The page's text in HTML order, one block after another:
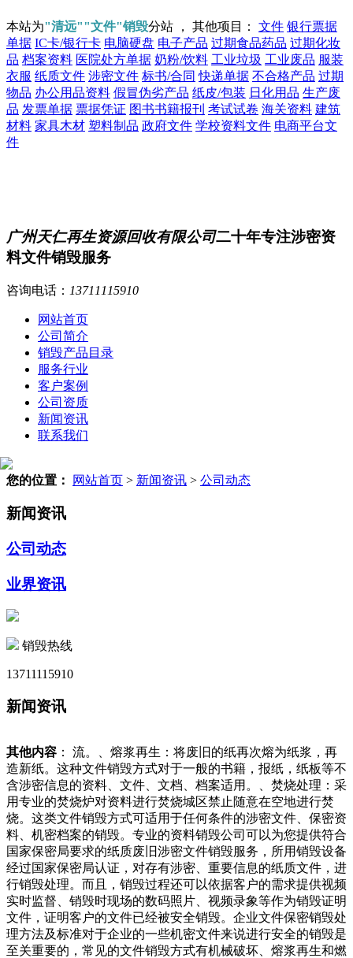
本站为"清远""文件"销毁分站 ， 其他项目： 文件 银行票据
单据 IC卡/银行卡 电脑硬盘 电子产品 过期食品药品 过期化妆
品 档案资料 医院处方单据 奶粉/饮料 工业垃圾 工业废品 服装
衣服 纸质文件 涉密文件 标书/合同 快递单据 不合格产品 过期
物品 办公用品资料 假冒伪劣产品 纸皮/包装 日化用品 生产废
品 发票单据 票据凭证 图书书籍报刊 考试试卷 海关资料 建筑
材料 家具木材 塑料制品 政府文件 学校资料文件 电商平台文
件
广州天仁再生资源回收有限公司二十年专注涉密资
料文件销毁服务
咨询电话： 13711115910
网站首页
公司简介
销毁产品目录
服务行业
客户案例
公司资质
新闻资讯
联系我们
您的位置： 网站首页 > 新闻资讯 > 公司动态
新闻资讯
公司动态
业界资讯
销毁热线
13711115910
新闻资讯
其他内容 ： 流。、熔浆再生：将废旧的纸再次熔为纸浆，再
造新纸。这种文件销毁方式对于一般的书籍，报纸，纸板等不
含涉密信息的资料、文件、文档、档案适用。、焚烧处理：采
用专业的焚烧炉对资料进行焚烧城区禁止随意在空地进行焚
烧。这类文件销毁方式可适用于任何条件的涉密文件、保密资
料、机密档案的销毁。专业的资料销毁公司可以为您提供符合
国家保密局要求的纸质废旧涉密文件销毁服务，所用销毁设备
经过国家保密局认证，对存有涉密、重要信息的纸质文件，进
行销毁处理。而且，销毁过程还可以依据客户的需求提供视频
实时监督、销毁时现场的数码照片、视频录象等作为销毁证明
文件，证明客户的文件已经被安全销毁。企业文件保密销毁处
理方法及标准对于企业的一些机密文件来说进行安全的销毁是
至关重要的，常见的文件销毁方式有机械破坏、熔浆再生和燃